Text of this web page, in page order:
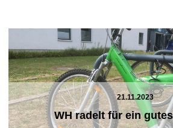
21.11.2023
WH radelt für ein